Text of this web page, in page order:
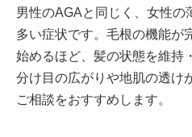
男性のAGAと同じく、女性の
多い症状です。毛根の機能が
始めるほど、髪の状態を維持
分け目の広がりや地肌の透け
ご相談をおすすめします。